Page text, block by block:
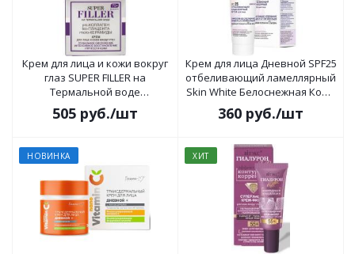
Крем для лица и кожи вокруг
глаз SUPER FILLER на
Термальной воде
Глобальное омоложение и
интенсивное
70+, день/ночь 45мл
505 руб./шт
Крем для лица Дневной SPF25
отбеливающий ламеллярный
Skin White Белоснежная Кожа
50мл
360 руб./шт
НОВИНКА ХИТ